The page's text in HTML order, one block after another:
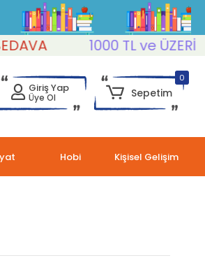
1000 TL ve ÜZERİ
Giriş Yap
Üye Ol
0
Sepetim
Hobi Kişisel Gelişim